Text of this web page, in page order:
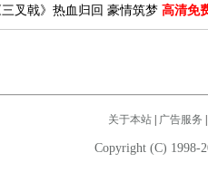
叉戟》热血归回 豪情筑梦 高清免
关于本站| 广告服务
Copyright (C) 1998-